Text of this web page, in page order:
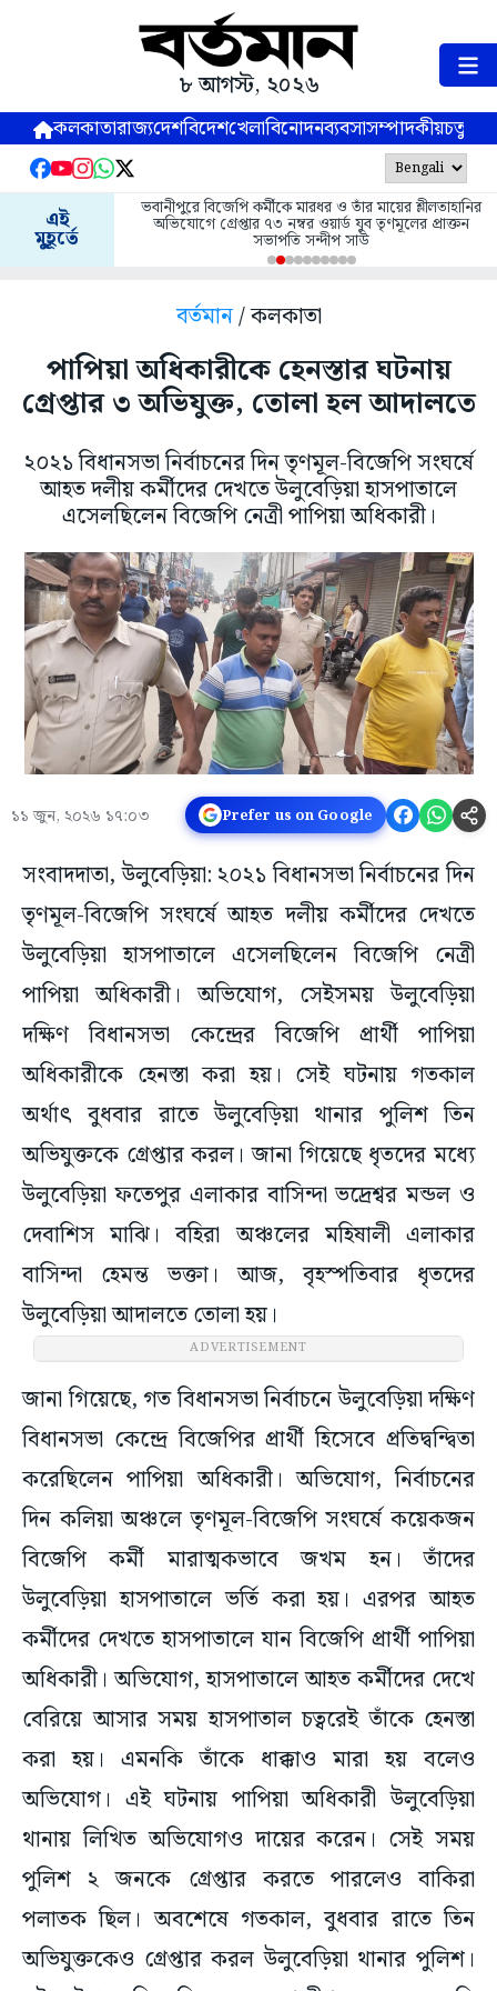
৮ আগস্ট, ২০২৬
কলকাতারাজ্যদেশবিদেশখেলাবিনোদনব্যবসাসম্পাদকীয়
এই
মুহূর্তে
ভবানীপুরে বিজেপি কর্মীকে মারধর ও তাঁর মায়ের শ্লীলতাহানির
অভিযোগে গ্রেপ্তার ৭৩ নম্বর ওয়ার্ড যুব তৃণমূলের প্রাক্তন
সভাপতি সন্দীপ সাউ
বর্তমান/ কলকাতা
পাপিয়া অধিকারীকে হেনস্তার ঘটনায়
গ্রেপ্তার ৩ অভিযুক্ত, তোলা হল আদালতে
২০২১ বিধানসভা নির্বাচনের দিন তৃণমূল-বিজেপি সংঘর্ষে
আহত দলীয় কর্মীদের দেখতে উলুবেড়িয়া হাসপাতালে
এসেলছিলেন বিজেপি নেত্রী পাপিয়া অধিকারী।
১১ জুন, ২০২৬ ১৭:০৩ Prefer us on Google
সংবাদদাতা, উলুবেড়িয়া: ২০২১ বিধানসভা নির্বাচনের দিন
তৃণমূল-বিজেপি সংঘর্ষে আহত দলীয় কর্মীদের দেখতে
উলুবেড়িয়া হাসপাতালে এসেলছিলেন বিজেপি নেত্রী
পাপিয়া অধিকারী। অভিযোগ, সেইসময় উলুবেড়িয়া
দক্ষিণ বিধানসভা কেন্দ্রের বিজেপি প্রার্থী পাপিয়া
অধিকারীকে হেনস্তা করা হয়। সেই ঘটনায় গতকাল
অর্থাৎ বুধবার রাতে উলুবেড়িয়া থানার পুলিশ তিন
অভিযুক্তকে গ্রেপ্তার করল। জানা গিয়েছে ধৃতদের মধ্যে
উলুবেড়িয়া ফতেপুর এলাকার বাসিন্দা ভদ্রেশ্বর মন্ডল ও
দেবাশিস মাঝি। বহিরা অঞ্চলের মহিষালী এলাকার
বাসিন্দা হেমন্ত ভক্তা। আজ, বৃহস্পতিবার ধৃতদের
উলুবেড়িয়া আদালতে তোলা হয়।
ADVERTISEMENT
জানা গিয়েছে, গত বিধানসভা নির্বাচনে উলুবেড়িয়া দক্ষিণ
বিধানসভা কেন্দ্রে বিজেপির প্রার্থী হিসেবে প্রতিদ্বন্দ্বিতা
করেছিলেন পাপিয়া অধিকারী। অভিযোগ, নির্বাচনের
দিন কলিয়া অঞ্চলে তৃণমূল-বিজেপি সংঘর্ষে কয়েকজন
বিজেপি কর্মী মারাত্মকভাবে জখম হন। তাঁদের
উলুবেড়িয়া হাসপাতালে ভর্তি করা হয়। এরপর আহত
কর্মীদের দেখতে হাসপাতালে যান বিজেপি প্রার্থী পাপিয়া
অধিকারী। অভিযোগ, হাসপাতালে আহত কর্মীদের দেখে
বেরিয়ে আসার সময় হাসপাতাল চত্বরেই তাঁকে হেনস্তা
করা হয়। এমনকি তাঁকে ধাক্কাও মারা হয় বলেও
অভিযোগ। এই ঘটনায় পাপিয়া অধিকারী উলুবেড়িয়া
থানায় লিখিত অভিযোগও দায়ের করেন। সেই সময়
পুলিশ ২ জনকে গ্রেপ্তার করতে পারলেও বাকিরা
পলাতক ছিল। অবশেষে গতকাল, বুধবার রাতে তিন
অভিযুক্তকেও গ্রেপ্তার করল উলুবেড়িয়া থানার পুলিশ।